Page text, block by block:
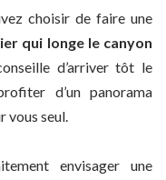
choisir de faire une
qui longe le canyon
d’arriver tôt le
d’un panorama
vous seul.
envisager une